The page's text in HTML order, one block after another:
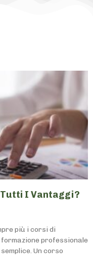
Tutti I Vantaggi?
più i corsi di
professionale
Un corso